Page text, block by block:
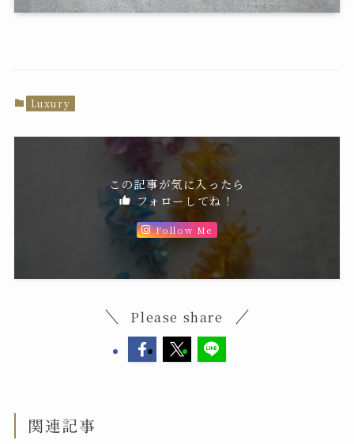
Luxury
この記事が気に入ったら
フォローしてね！
Follow Me
Please share
関連記事